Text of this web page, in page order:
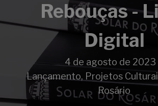
Rebouças -
Digital
4 de agosto de 2023
Lançamento, Projetos
Rosário